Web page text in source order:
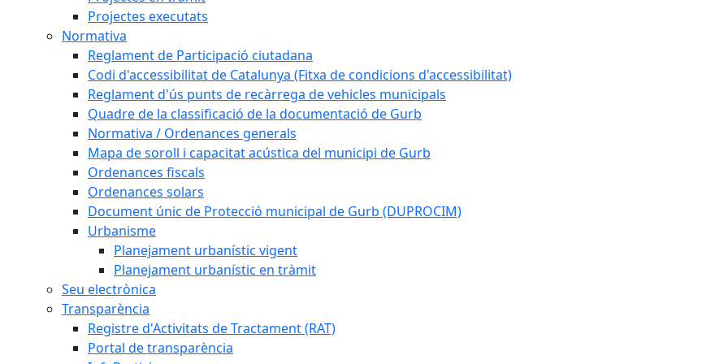
Projectes executats
Normativa
Reglament de Participació ciutadana
Codi d'accessibilitat de Catalunya (Fitxa de condicions d'accessibilitat)
Reglament d'ús punts de recàrrega de vehicles municipals
Quadre de la classificació de la documentació de Gurb
Normativa / Ordenances generals
Mapa de soroll i capacitat acústica del municipi de Gurb
Ordenances fiscals
Ordenances solars
Document únic de Protecció municipal de Gurb (DUPROCIM)
Urbanisme
Planejament urbanístic vigent
Planejament urbanístic en tràmit
Seu electrònica
Transparència
Registre d'Activitats de Tractament (RAT)
Portal de transparència